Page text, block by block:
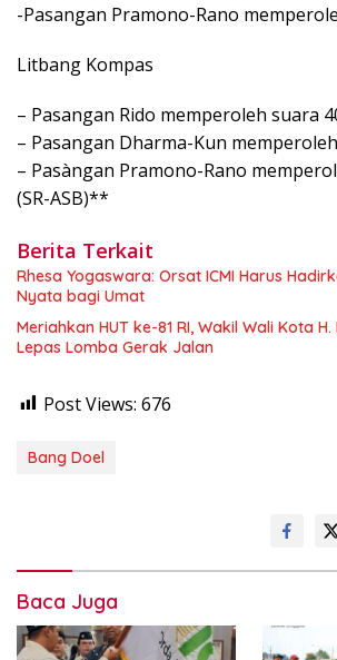
-Pasangan Pramono-Rano
Litbang Kompas
– Pasangan Rido memperoleh suara
– Pasangan Dharma-Kun
– Pasàngan Pramono-Rano
(SR-ASB)**
Berita Terkait
Rhesa Yogaswara: Orsat ICMI Harus
Nyata bagi Umat
Meriahkan HUT ke-81 RI, Wakil Wali Kota
Lepas Lomba Gerak Jalan
Post Views: 676
Bang Doel
Baca Juga